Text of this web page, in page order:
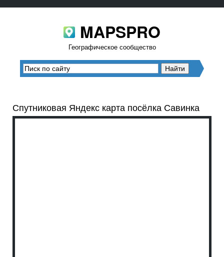
MAPSPRO
Географическое сообщество
Спутниковая Яндекс карта посёлка Савинка